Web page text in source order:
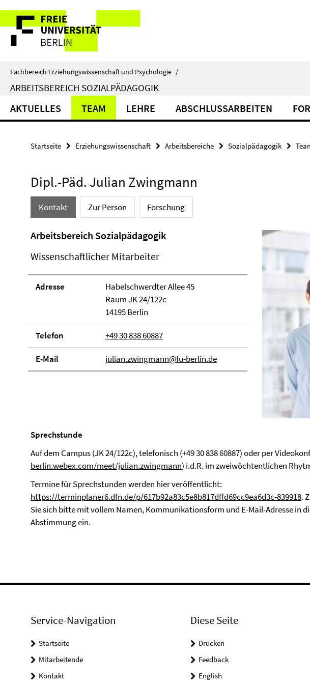
direkt
Inhalt
Service-
Navigation
Fachbereich Erziehungswissenschaft und Psychologie /
ARBEITSBEREICH SOZIALPÄDAGOGIK
AKTUELLES TEAM LEHRE ABSCHLUSSARBEITEN
Startseite Erziehungswissenschaft Arbeitsbereiche Sozialpädagogik
Dipl.-Päd. Julian Zwingmann
Kontakt Zur Person Forschung
Arbeitsbereich Sozialpädagogik
Wissenschaftlicher Mitarbeiter
Adresse
Habelschwerdter Allee 45
Raum JK 24/122c
14195 Berlin
Telefon +49 30 838 60887
E-Mail julian.zwingmann@fu-berlin.de
Sprechstunde
Auf dem Campus (JK 24/122c), telefonisch (+49 30 838 60887) oder per
berlin.webex.com/meet/julian.zwingmann) i.d.R. im zweiwöchtentlichen
Termine für Sprechstunden werden hier veröffentlicht:
https://terminplaner6.dfn.de/p/617b92a83c5e8b817dffd69cc9ea6d3c-839918.
Sie sich bitte mit vollem Namen, Kommunikationsform und E-Mail-Adresse in
Abstimmung ein.
Service-Navigation
Startseite
Mitarbeitende
Kontakt
Diese Seite
Drucken
Feedback
English